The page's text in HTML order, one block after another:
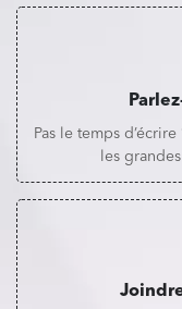
Pas le temps
les